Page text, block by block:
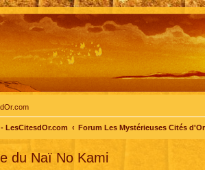
LesCitesdOr.com Forum Les Mystérieuses Cités d'Or
du Naï No Kami